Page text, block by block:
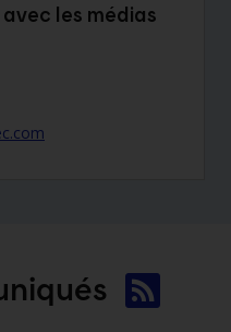
les médias